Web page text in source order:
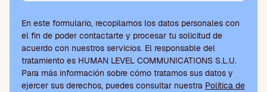
En este formulario, recopilamos los datos personales con
el fin de poder contactarte y procesar tu solicitud de
acuerdo con nuestros servicios. El responsable del
tratamiento es HUMAN LEVEL COMMUNICATIONS S.L.U.
Para más información sobre cómo tratamos sus datos y
ejercer sus derechos, puedes consultar nuestra Política de